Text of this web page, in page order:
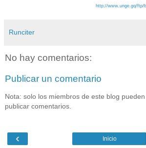
http://www.unge.gq/ftp/
Runciter
No hay comentarios:
Publicar un comentario
Nota: solo los miembros de este blog pueden
publicar comentarios.
‹ Inicio